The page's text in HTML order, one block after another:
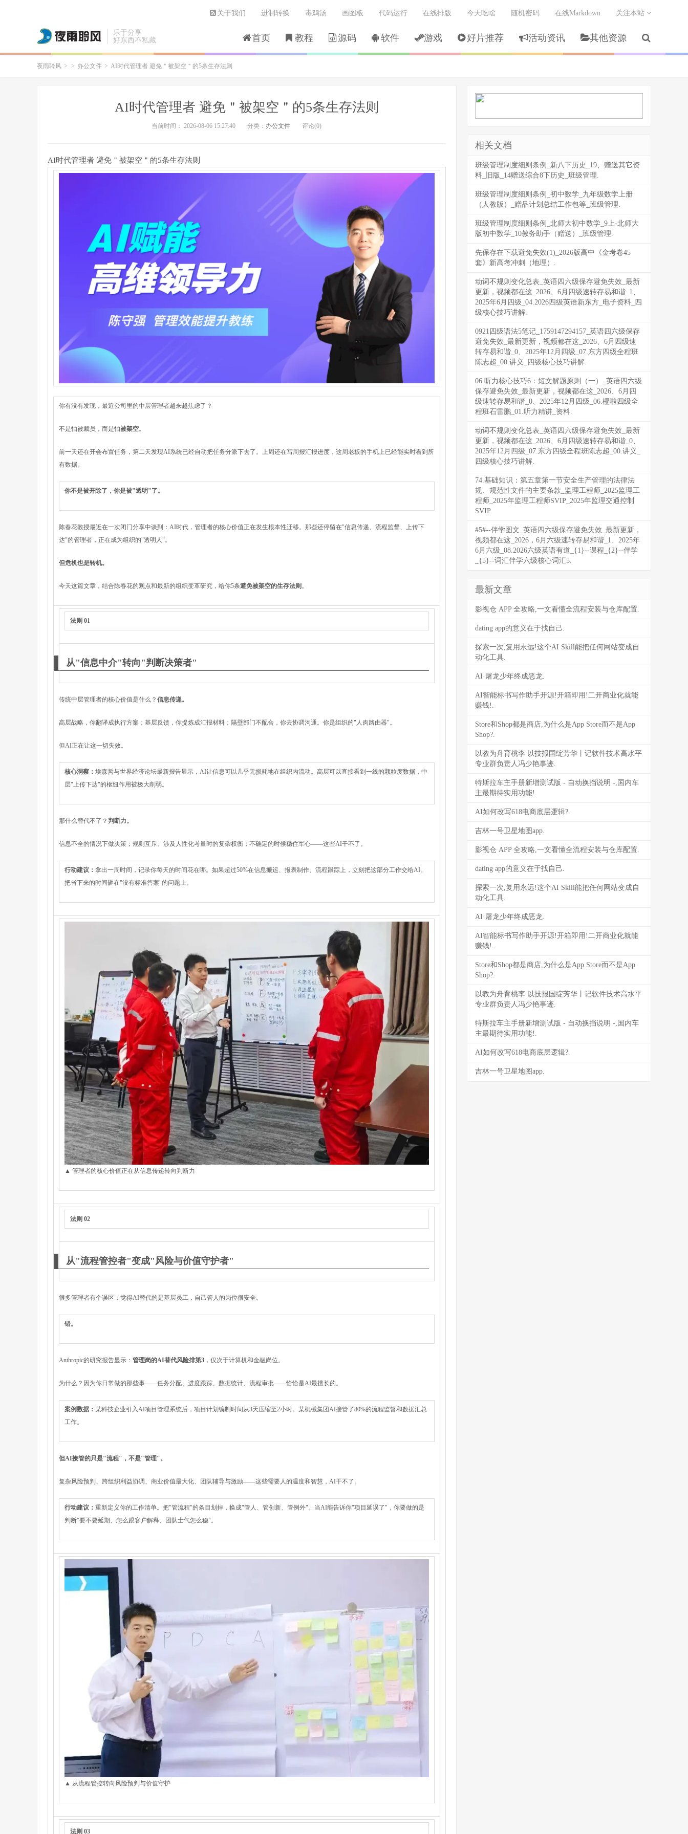
乐于分享
好东西不私藏
首页 教程 源码 软件 游戏 好片推荐 活动资讯 其他资源
关于我们 进制转换 毒鸡汤 画图板 代码运行 在线排版 今天吃啥 随机密码 在线Markdown 关注本站
夜雨聆风 > > 办公文件 > AI时代管理者 避免＂被架空＂的5条生存法则
AI时代管理者 避免＂被架空＂的5条生存法则
当前时间： 2026-08-06 15:27:40 分类： 办公文件 评论(0)
AI时代管理者 避免＂被架空＂的5条生存法则
你有没有发现，最近公司里的中层管理者越来越焦虑了？
不是怕被裁员，而是怕被架空。
前一天还在开会布置任务，第二天发现AI系统已经自动把任务分派下去了。上周还在写周报汇报进度，这周老板的手机上已经能实时看到所
有数据。
你不是被开除了，你是被"透明"了。
陈春花教授最近在一次闭门分享中谈到：AI时代，管理者的核心价值正在发生根本性迁移。那些还停留在"信息传递、流程监督、上传下
达"的管理者，正在成为组织的"透明人"。
但危机也是转机。
今天这篇文章，结合陈春花的观点和最新的组织变革研究，给你5条避免被架空的生存法则 。
法则 01
从"信息中介"转向"判断决策者"
传统中层管理者的核心价值是什么？ 信息传递。
高层战略，你翻译成执行方案；基层反馈，你提炼成汇报材料；隔壁部门不配合，你去协调沟通。你是组织的"人肉路由器"。
但AI正在让这一切失效。
核心洞察： 埃森哲与世界经济论坛最新报告显示，AI让信息可以几乎无损耗地在组织内流动。高层可以直接看到一线的颗粒度数据，中
层"上传下达"的枢纽作用被极大削弱。
那什么替代不了？ 判断力。
信息不全的情况下做决策；规则互斥、涉及人性化考量时的复杂权衡；不确定的时候稳住军心——这些AI干不了。
行动建议： 拿出一周时间，记录你每天的时间花在哪。如果超过50%在信息搬运、报表制作、流程跟踪上，立刻把这部分工作交给AI。
把省下来的时间砸在"没有标准答案"的问题上。
▲ 管理者的核心价值正在从信息传递转向判断力
法则 02
从"流程管控者"变成"风险与价值守护者"
很多管理者有个误区：觉得AI替代的是基层员工，自己管人的岗位很安全。
错。
Anthropic的研究报告显示： 管理岗的AI替代风险排第3 ，仅次于计算机和金融岗位。
为什么？因为你日常做的那些事——任务分配、进度跟踪、数据统计、流程审批——恰恰是AI最擅长的。
案例数据： 某科技企业引入AI项目管理系统后，项目计划编制时间从3天压缩至2小时。某机械集团AI接管了80%的流程监督和数据汇总
工作。
但AI接管的只是"流程"，不是"管理"。
复杂风险预判、跨组织利益协调、商业价值最大化、团队辅导与激励——这些需要人的温度和智慧，AI干不了。
行动建议： 重新定义你的工作清单。把"管流程"的条目划掉，换成"管人、管创新、管例外"。当AI能告诉你"项目延误了"，你要做的是
判断"要不要延期、怎么跟客户解释、团队士气怎么稳"。
▲ 从流程管控转向风险预判与价值守护
法则 03
相关文档
班级管理制度细则条例_新八下历史_19、赠送其它资
料_旧版_14赠送综合8下历史_班级管理.
班级管理制度细则条例_初中数学_九年级数学上册
（人教版）_赠品计划总结工作包等_班级管理.
班级管理制度细则条例_北师大初中数学_9上-北师大
版初中数学_10教务助手（赠送）_班级管理.
先保存在下载避免失效(1)_2026版高中《金考卷45
套》新高考冲刺（地理）.
动词不规则变化总表_英语四六级保存避免失效_最新
更新，视频都在这_2026、6月四级速转存易和谐_1、
2025年6月四级_04.2026四级英语新东方_电子资料_四
级核心技巧讲解.
0921四级语法5笔记_1759147294157_英语四六级保存
避免失效_最新更新，视频都在这_2026、6月四级速
转存易和谐_0、2025年12月四级_07.东方四级全程班
陈志超_00.讲义_四级核心技巧讲解.
06.听力核心技巧6：短文解题原则（一）_英语四六级
保存避免失效_最新更新，视频都在这_2026、6月四
级速转存易和谐_0、2025年12月四级_06.橙啦四级全
程班石雷鹏_01.听力精讲_资料.
动词不规则变化总表_英语四六级保存避免失效_最新
更新，视频都在这_2026、6月四级速转存易和谐_0、
2025年12月四级_07.东方四级全程班陈志超_00.讲义_
四级核心技巧讲解.
74.基础知识：第五章第一节安全生产管理的法律法
规、规范性文件的主要条款_监理工程师_2025监理工
程师_2025年监理工程师SVIP_2025年监理交通控制
SVIP.
#5#--伴学图文_英语四六级保存避免失效_最新更新，
视频都在这_2026，6月六级速转存易和谐_1、2025年
6月六级_08.2026六级英语有道_{1}--课程_{2}--伴学
_{5}--词汇伴学六级核心词汇5.
最新文章
影视仓 APP 全攻略,一文看懂全流程安装与仓库配置.
dating app的意义在于找自己.
探索一次,复用永远!这个AI Skill能把任何网站变成自
动化工具.
AI·屠龙少年终成恶龙.
AI智能标书写作助手开源!开箱即用!二开商业化就能
赚钱!.
Store和Shop都是商店,为什么是App Store而不是App
Shop?.
以教为舟育桃李 以技报国绽芳华丨记软件技术高水平
专业群负责人冯少艳事迹.
特斯拉车主手册新增测试版 - 自动换挡说明 -,国内车
主最期待实用功能!.
AI如何改写618电商底层逻辑?.
吉林一号卫星地图app.
影视仓 APP 全攻略,一文看懂全流程安装与仓库配置.
dating app的意义在于找自己.
探索一次,复用永远!这个AI Skill能把任何网站变成自
动化工具.
AI·屠龙少年终成恶龙.
AI智能标书写作助手开源!开箱即用!二开商业化就能
赚钱!.
Store和Shop都是商店,为什么是App Store而不是App
Shop?.
以教为舟育桃李 以技报国绽芳华丨记软件技术高水平
专业群负责人冯少艳事迹.
特斯拉车主手册新增测试版 - 自动换挡说明 -,国内车
主最期待实用功能!.
AI如何改写618电商底层逻辑?.
吉林一号卫星地图app.